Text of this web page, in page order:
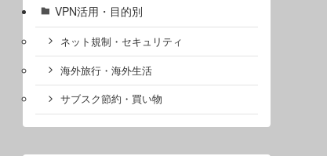
VPN活用・目的別
ネット規制・セキュリティ
海外旅行・海外生活
サブスク節約・買い物